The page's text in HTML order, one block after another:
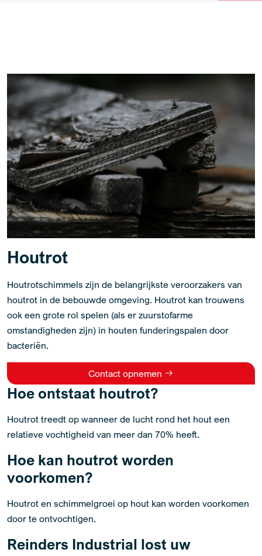
Houtrot
Houtrotschimmels zijn de belangrijkste veroorzakers van
houtrot in de bebouwde omgeving. Houtrot kan trouwens
ook een grote rol spelen (als er zuurstofarme
omstandigheden zijn) in houten funderingspalen door
bacteriën.
Contact opnemen
Hoe ontstaat houtrot?
Houtrot treedt op wanneer de lucht rond het hout een
relatieve vochtigheid van meer dan 70% heeft.
Hoe kan houtrot worden
voorkomen?
Houtrot en schimmelgroei op hout kan worden voorkomen
door te ontvochtigen.
Reinders Industrial lost uw